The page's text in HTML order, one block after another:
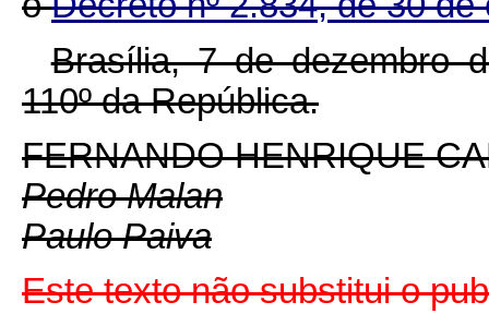
Brasília, 7 de dezembro
110º da República.
FERNANDO HENRIQUE
Pedro Malan
Paulo Paiva
Este texto não substitui o